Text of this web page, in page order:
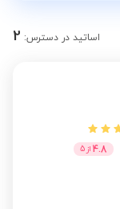
اساتید در دسترس: 2
4.8 از 5